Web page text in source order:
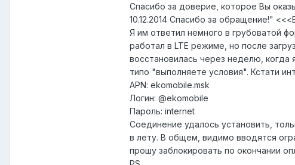
Спасибо за доверие, которое Вы
10.12.2014 Спасибо за обращение!"
Я им ответил немного в грубоватой
работал в LTE режиме, но после
восстановилась через неделю, когда
типо "выполняете условия". Кстати
APN: ekomobile.msk
Логин: @ekomobile
Пароль: internet
Соединение удалось установить,
в лету. В общем, видимо вводятся
прошу заблокировать по окончании